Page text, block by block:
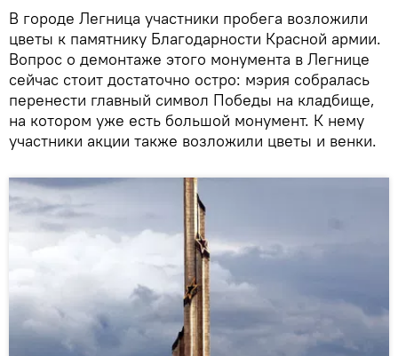
В городе Легница участники пробега возложили
цветы к памятнику Благодарности Красной армии.
Вопрос о демонтаже этого монумента в Легнице
сейчас стоит достаточно остро: мэрия собралась
перенести главный символ Победы на кладбище,
на котором уже есть большой монумент. К нему
участники акции также возложили цветы и венки.